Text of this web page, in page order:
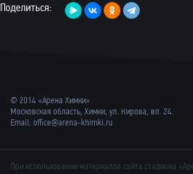
Поделиться:
© 2014 «Арена Химки»
Московская область, Химки, ул. Кирова, вл. 24.
Email: office@arena-khimki.ru
При использовании материалов сайта стадиона